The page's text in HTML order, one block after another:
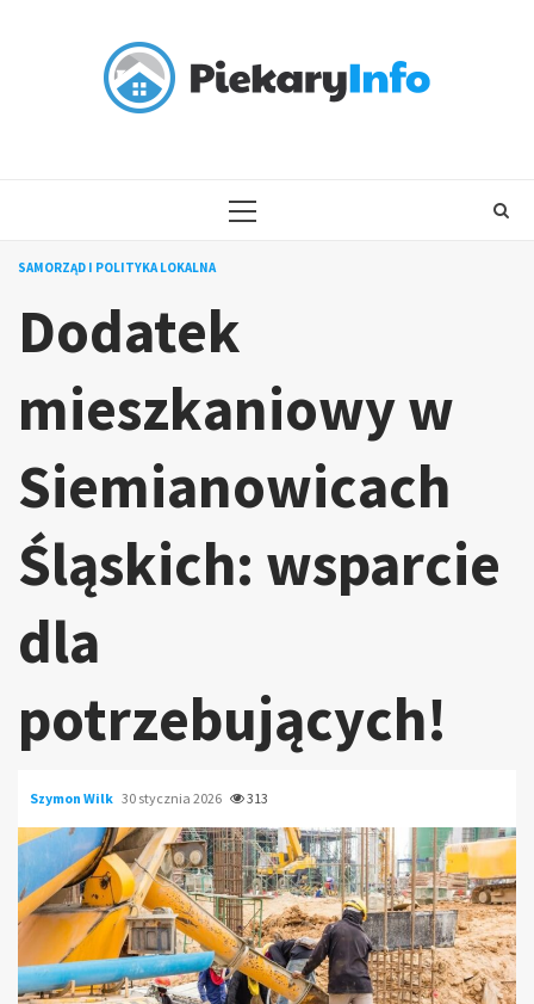
PRIMARY
SAMORZĄD I POLITYKA LOKALNA
Dodatek
mieszkaniowy w
Siemianowicach
Śląskich: wsparcie
dla
potrzebujących!
Szymon Wilk 30 stycznia 2026 313